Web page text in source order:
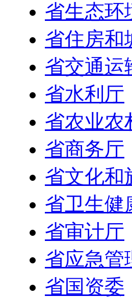
省生态环
省住房和
省交通运
省水利厅
省农业农
省商务厅
省文化和
省卫生健
省审计厅
省应急管
省国资委